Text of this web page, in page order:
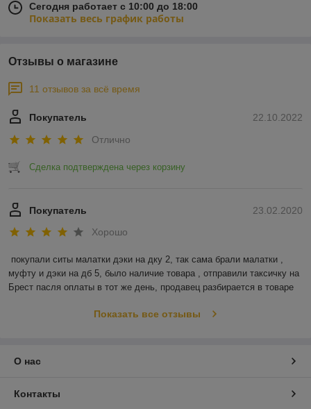
Сегодня работает с 10:00 до 18:00
Показать весь график работы
Отзывы о магазине
11 отзывов за всё время
22.10.2022
Покупатель
Отлично
Сделка подтверждена через корзину
23.02.2020
Покупатель
Хорошо
покупали ситы малатки дэки на дку 2, так сама брали малатки ,
муфту и дэки на дб 5, было наличие товара , отправили таксичку на
Брест пасля оплаты в тот же день, продавец разбирается в товаре
Показать все отзывы
О нас
Контакты